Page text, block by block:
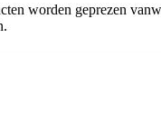
worden geprezen